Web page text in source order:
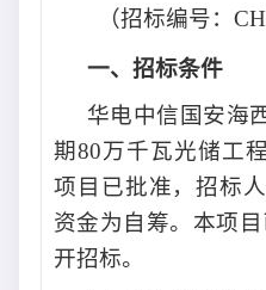
（招标编号：
一、 招标条件
华电中信国安海
期80万千瓦光储工
项目已批准，招标
资金为 自筹。本项
开招标。